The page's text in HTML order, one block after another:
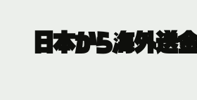
日本から海外送